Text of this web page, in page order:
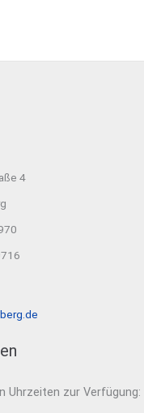
4
Uhrzeiten zur Verfügung: